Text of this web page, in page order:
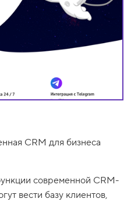
CRM для бизнеса
современной CRM-
вести базу клиентов,